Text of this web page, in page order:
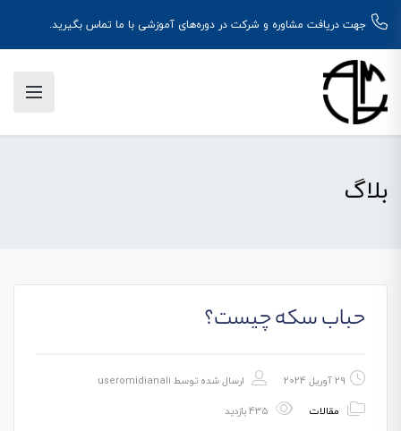
جهت دریافت مشاوره و شرکت در دوره‌های آموزشی با ما تماس بگیرید.
بلاگ
حباب سکه چیست؟
29 آوریل 2024 ارسال شده توسط useromidianali
مقالات